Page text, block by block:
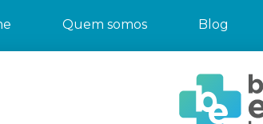
Quem somos Blog